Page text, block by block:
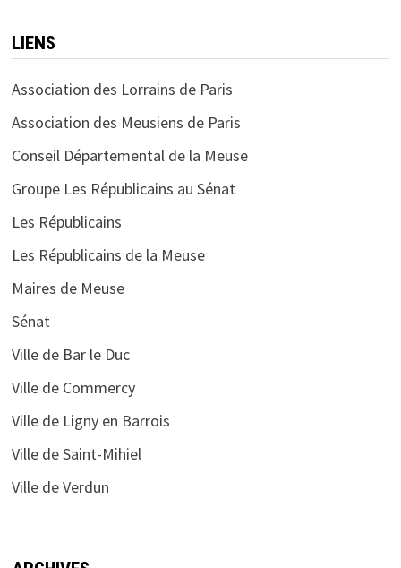
LIENS
Association des Lorrains de Paris
Association des Meusiens de Paris
Conseil Départemental de la Meuse
Groupe Les Républicains au Sénat
Les Républicains
Les Républicains de la Meuse
Maires de Meuse
Sénat
Ville de Bar le Duc
Ville de Commercy
Ville de Ligny en Barrois
Ville de Saint-Mihiel
Ville de Verdun